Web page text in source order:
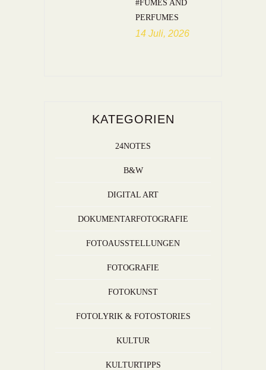
#FUMES AND
PERFUMES
14 Juli, 2026
KATEGORIEN
24NOTES
B&W
DIGITAL ART
DOKUMENTARFOTOGRAFIE
FOTOAUSSTELLUNGEN
FOTOGRAFIE
FOTOKUNST
FOTOLYRIK & FOTOSTORIES
KULTUR
KULTURTIPPS